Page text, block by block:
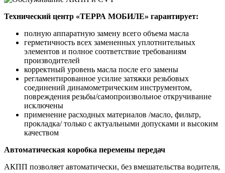
Технический центр «ТЕРРА МОБИЛЕ» гарантирует:
полную аппаратную замену всего объема масла
герметичность всех замененных уплотнительных
элементов и полное соответствие требованиям
производителей
корректный уровень масла после его замены
регламентированное усилие затяжки резьбовых
соединений динамометрическим инструментом,
повреждения резьбы/самопроизвольное откручивание
исключены
применение расходных материалов /масло, фильтр,
прокладка/ только с актуальными допусками и высоким
качеством
Автоматическая коробка перемены передач
АКПП позволяет автоматически, без вмешательства водителя,